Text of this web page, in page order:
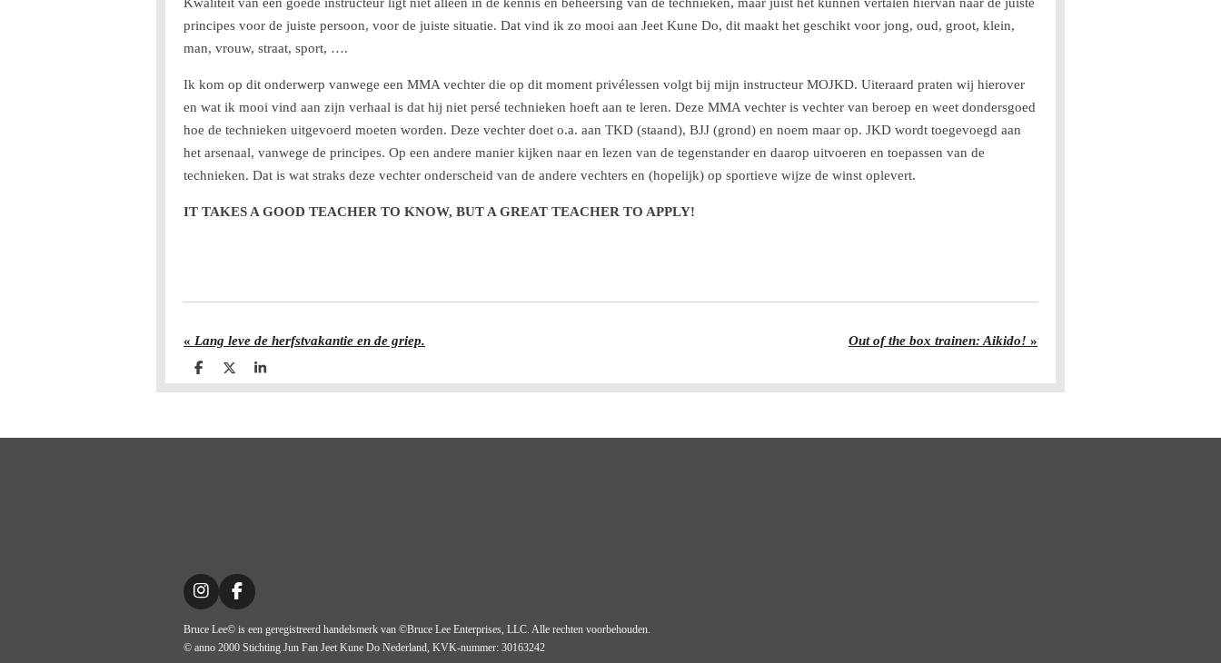
principes voor de juiste persoon, voor de juiste situatie. Dat vind ik zo mooi aan Jeet Kune Do, dit maakt het geschikt voor jong, oud, groot, klein,
man, vrouw, straat, sport, ….
Ik kom op dit onderwerp vanwege een MMA vechter die op dit moment privélessen volgt bij mijn instructeur MOJKD. Uiteraard praten wij hierover
en wat ik mooi vind aan zijn verhaal is dat hij niet persé technieken hoeft aan te leren. Deze MMA vechter is vechter van beroep en weet dondersgoed
hoe de technieken uitgevoerd moeten worden. Deze vechter doet o.a. aan TKD (staand), BJJ (grond) en noem maar op. JKD wordt toegevoegd aan
het arsenaal, vanwege de principes. Op een andere manier kijken naar en lezen van de tegenstander en daarop uitvoeren en toepassen van de
technieken. Dat is wat straks deze vechter onderscheid van de andere vechters en (hopelijk) op sportieve wijze de winst oplevert.
IT TAKES A GOOD TEACHER TO KNOW, BUT A GREAT TEACHER TO APPLY!
« Lang leve de herfstvakantie en de griep. Out of the box trainen: Aikido! »
D
e
D
e
S
h
I
s
t
F
c
e
Bruce Lee© is een geregistreerd handelsmerk van ©Bruce Lee Enterprises, LLC. Alle rechten voorbehouden.
© anno 2000 Stichting Jun Fan Jeet Kune Do Nederland, KVK-nummer: 30163242